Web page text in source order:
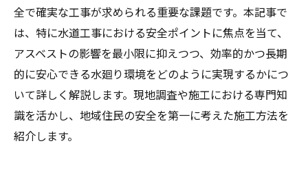
全で確実な工事が求められる重要な課題です。本記事で
は、特に水道工事における安全ポイントに焦点を当て、
アスベストの影響を最小限に抑えつつ、効率的かつ長期
的に安心できる水廻り環境をどのように実現するかにつ
いて詳しく解説します。現地調査や施工における専門知
識を活かし、地域住民の安全を第一に考えた施工方法を
紹介します。